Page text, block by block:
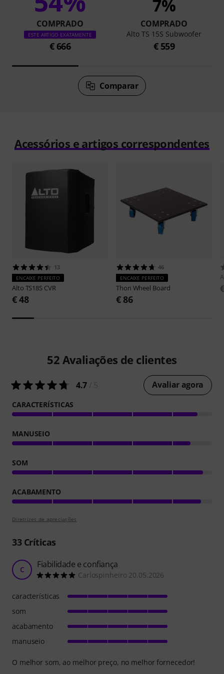
COMPRADO
ESTE ARTIGO EXATAMENTE
€ 666
7%
COMPRADO
Alto TS 15S Subwoofer
€ 559
Comparar
Acessórios e artigos correspondentes
13
ENCAIXE PERFEITO
Alto TS18S CVR
€ 48
46
ENCAIXE PERFEITO
Thon Wheel Board
€ 86
52 Avaliações de clientes
4.7 Avaliar agora
CARACTERÍSTICAS
MANUSEIO
SOM
ACABAMENTO
Diretrizes de apreciações
33Críticas
C Fiabilidade e confiança
Carlospinheiro 20.05.2026
O melhor som, ao melhor preço, no melhor fornecedor!
características
som
acabamento
manuseio